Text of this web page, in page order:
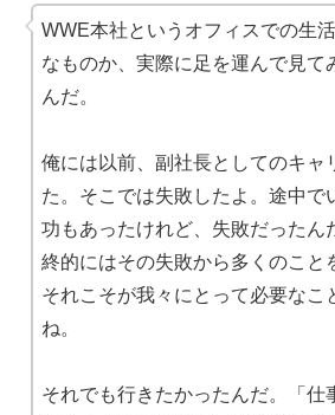
WWE本社というオフィスでの生
なものか、実際に足を運んで見て
んだ。
俺には以前、副社長としてのキャ
た。そこでは失敗したよ。途中で
功もあったけれど、失敗だったん
終的にはその失敗から多くのこと
それこそが我々にとって必要なこ
ね。
それでも行きたかったんだ。「仕